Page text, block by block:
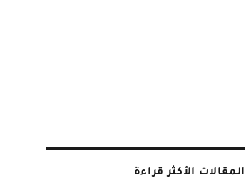
المقالات الأكثر قراءة